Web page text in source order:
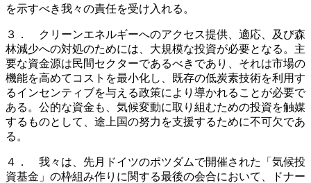
を示すべき我々の責任を受け入れる。
３． クリーンエネルギーへのアクセス提供、適応、及び森
林減少への対処のためには、大規模な投資が必要となる。主
要な資金源は民間セクターであるべきであり、それは市場の
機能を高めてコストを最小化し、既存の低炭素技術を利用す
るインセンティブを与える政策により導かれることが必要で
ある。公的な資金も、気候変動に取り組むための投資を触媒
するものとして、途上国の努力を支援するために不可欠であ
る。
４． 我々は、先月ドイツのポツダムで開催された「気候投
資基金」の枠組み作りに関する最後の会合において、ドナー